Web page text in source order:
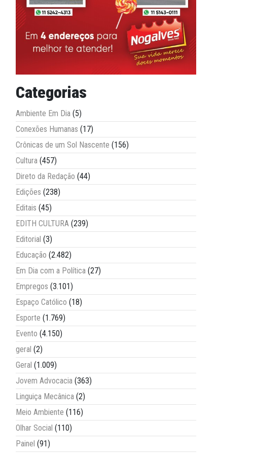
Categorias
Ambiente Em Dia (5)
Conexões Humanas (17)
Crônicas de um Sol Nascente (156)
Cultura (457)
Direto da Redação (44)
Edições (238)
Editais (45)
EDITH CULTURA (239)
Editorial (3)
Educação (2.482)
Em Dia com a Política (27)
Empregos (3.101)
Espaço Católico (18)
Esporte (1.769)
Evento (4.150)
geral (2)
Geral (1.009)
Jovem Advocacia (363)
Linguiça Mecânica (2)
Meio Ambiente (116)
Olhar Social (110)
Painel (91)